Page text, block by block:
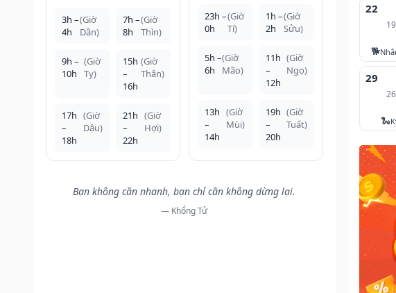
3h –
4h
(Giờ
Dần)
7h –
8h
(Giờ
Thìn)
9h –
10h
(Giờ
Tỵ)
15h
–
16h
(Giờ
Thân)
17h
–
18h
(Giờ
Dậu)
21h
–
22h
(Giờ
Hợi)
23h –
0h
(Giờ
Tí)
1h –
2h
(Giờ
Sửu)
5h –
6h
(Giờ
Mão)
11h
–
12h
(Giờ
Ngọ)
13h
–
14h
(Giờ
Mùi)
19h
–
20h
(Giờ
Tuất)
Bạn không cần nhanh, bạn chỉ cần không dừng lại.
— Khổng Tử
22
🐕
29
🐍